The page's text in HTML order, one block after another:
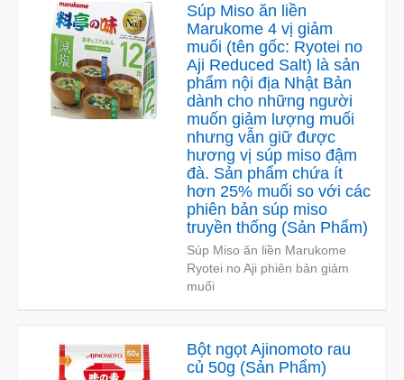
Súp Miso ăn liền
Marukome 4 vị giảm
muối (tên gốc: Ryotei no
Aji Reduced Salt) là sản
phẩm nội địa Nhật Bản
dành cho những người
muốn giảm lượng muối
nhưng vẫn giữ được
hương vị súp miso đậm
đà. Sản phẩm chứa ít
hơn 25% muối so với các
phiên bản súp miso
truyền thống (Sản Phẩm)
Súp Miso ăn liền Marukome
Ryotei no Aji phiên bản giảm
muối
Bột ngọt Ajinomoto rau
củ 50g (Sản Phẩm)